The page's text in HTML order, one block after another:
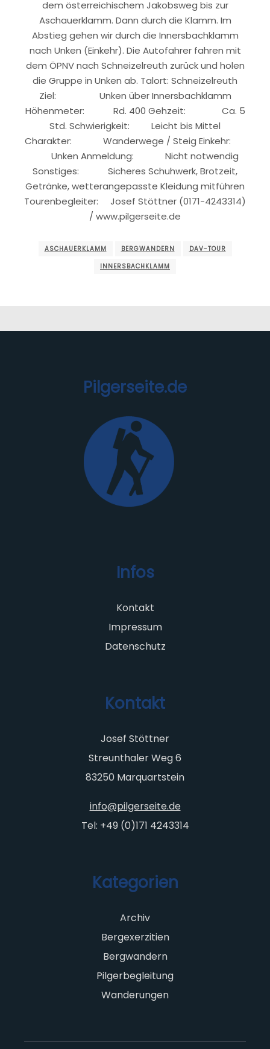
dem österreichischem Jakobsweg bis zur
Aschauerklamm. Dann durch die Klamm. Im
Abstieg gehen wir durch die Innersbachklamm
nach Unken (Einkehr). Die Autofahrer fahren mit
dem ÖPNV nach Schneizelreuth zurück und holen
die Gruppe in Unken ab. Talort: Schneizelreuth
Ziel: Unken über Innersbachklamm
Höhenmeter: Rd. 400 Gehzeit: Ca. 5
Std. Schwierigkeit: Leicht bis Mittel
Charakter: Wanderwege / Steig Einkehr:
Unken Anmeldung: Nicht notwendig
Sonstiges: Sicheres Schuhwerk, Brotzeit,
Getränke, wetterangepasste Kleidung mitführen
Tourenbegleiter: Josef Stöttner (0171-4243314)
/ www.pilgerseite.de
ASCHAUERKLAMM BERGWANDERN
DAV-TOUR
INNERSBACHKLAMM
Pilgerseite.de
Infos
Kontakt
Impressum
Datenschutz
Kontakt
Josef Stöttner
Streunthaler Weg 6
83250 Marquartstein
info@pilgerseite.de
Tel: +49 (0)171 4243314
Kategorien
Archiv
Bergexerzitien
Bergwandern
Pilgerbegleitung
Wanderungen